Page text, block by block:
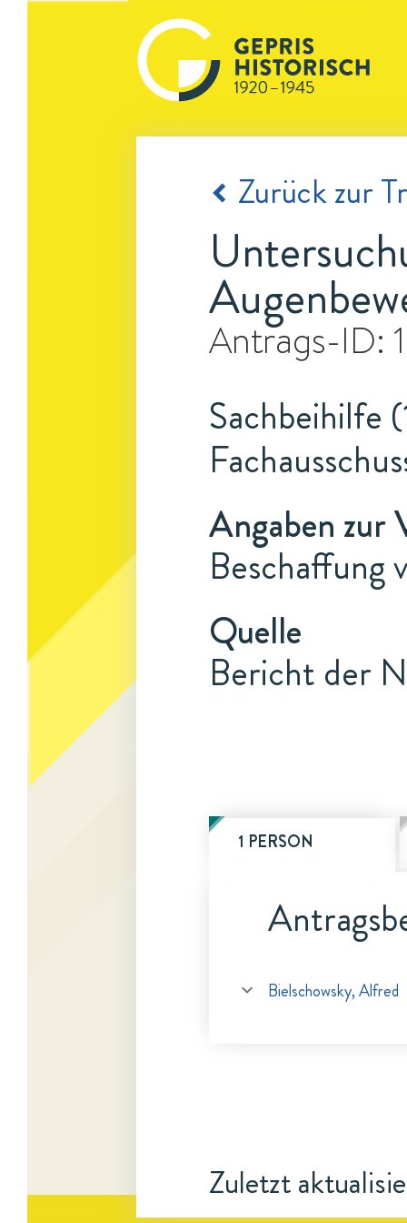
Zurück zur
Antrags-ID:
Sachbeihilfe
Angaben zur
Beschaffung
Quelle
Bericht der
1 PERSON
Bielschowsky, Alfred
Zuletzt